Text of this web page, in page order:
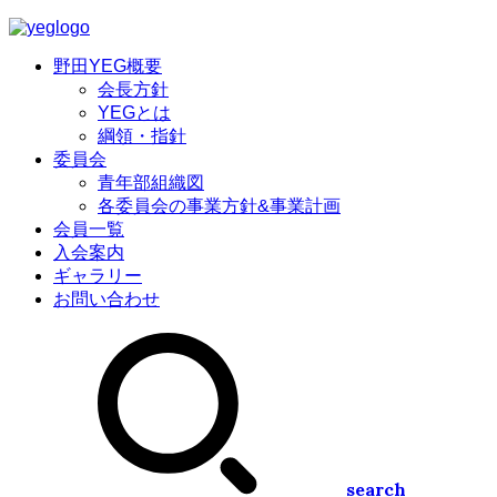
野田YEG概要
会長方針
YEGとは
綱領・指針
委員会
青年部組織図
各委員会の事業方針&事業計画
会員一覧
入会案内
ギャラリー
お問い合わせ
search